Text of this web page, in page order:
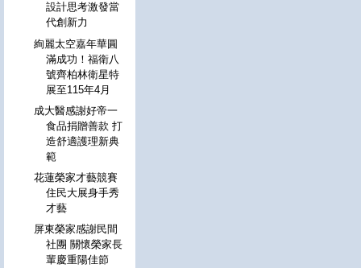
設計思考激發當
代創新力
絢麗太空嘉年華圓
滿成功！福衛八
號齊柏林衛星特
展至115年4月
成大醫感謝好帝一
食品捐贈善款 打
造舒適護理新典
範
花蓮榮家才藝競賽
住民大展身手秀
才藝
屏東榮家感謝民間
社團 關懷榮家長
輩慶重陽佳節